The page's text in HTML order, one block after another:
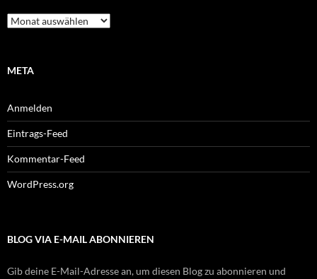
Archiv
META
Anmelden
Eintrags-Feed
Kommentar-Feed
WordPress.org
BLOG VIA E-MAIL ABONNIEREN
Gib deine E-Mail-Adresse an, um diesen Blog zu abonnieren und